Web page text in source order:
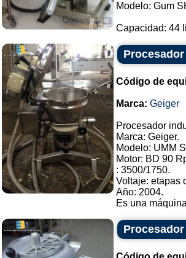
Modelo: Gum
Capacidad: 44
Código de
Marca: Geiger
Procesador
Marca: Geiger.
Modelo: UMM
Motor: BD 90
: 3500/1750.
Voltaje: etapas
Año: 2004.
Es una